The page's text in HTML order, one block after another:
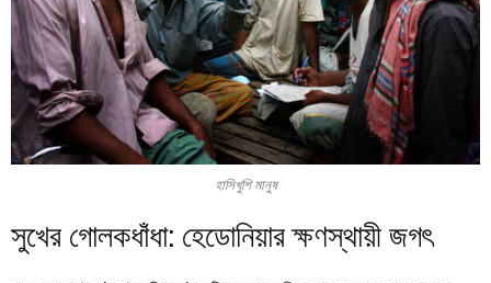
হাসিখুশি মানুষ
সুখের গোলকধাঁধা: হেডোনিয়ার ক্ষণস্থায়ী জগৎ